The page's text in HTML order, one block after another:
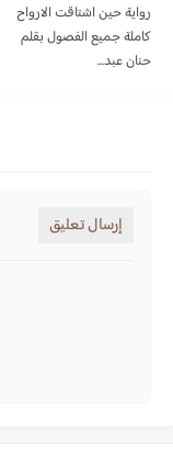
رواية حين اشتاقت الارواح
كاملة جميع الفصول بقلم
حنان عبد...
إرسال تعليق